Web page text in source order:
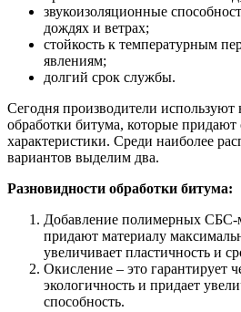
звукоизоляционные
дождях и ветрах;
стойкость к температурным
явлениям;
долгий срок службы.
Сегодня производители используют
обработки битума, которые
характеристики. Среди наиболее
вариантов выделим два.
Разновидности обработки битума:
Добавление полимерных СБС-
придают материалу
увеличивает пластичность и
Окисление – это гарантирует
экологичность и придает
способность.